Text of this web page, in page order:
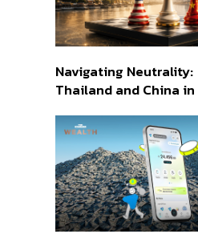
Navigating Neutrality:
Thailand and China
Order